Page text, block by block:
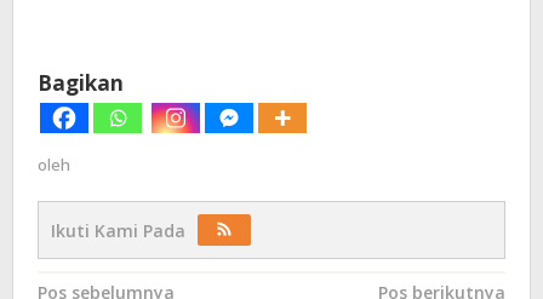
Bagikan
oleh
Ikuti Kami Pada
Pos sebelumnya
Pos berikutnya